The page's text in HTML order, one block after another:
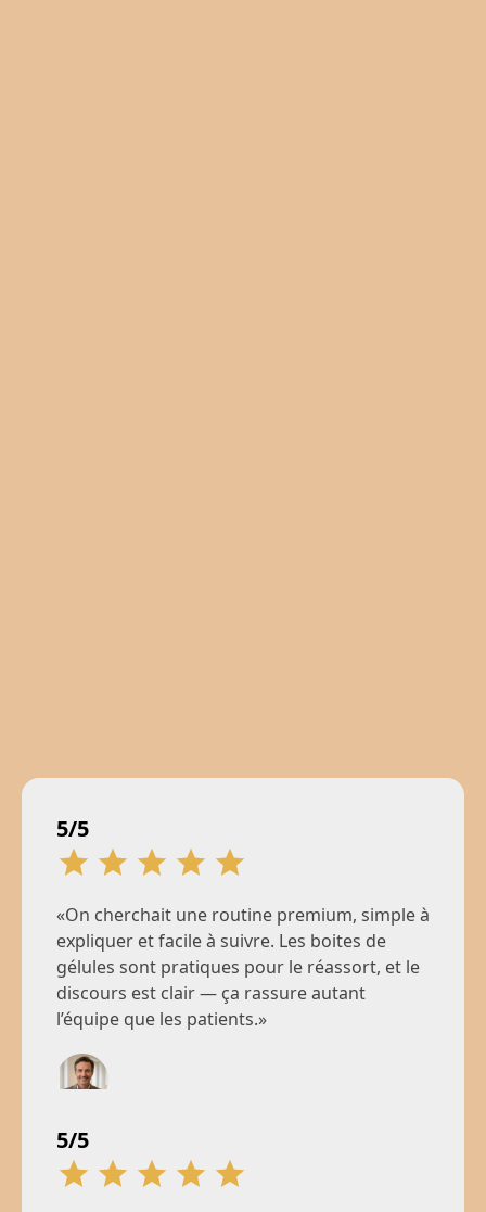
5/5
«On cherchait une routine premium, simple à
expliquer et facile à suivre. Les boites de
gélules sont pratiques pour le réassort, et le
discours est clair — ça rassure autant
l’équipe que les patients.»
Jean M.
Responsable de clinique, Paris
5/5